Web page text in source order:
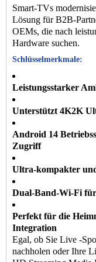
Smart-TVs
Lösung für B2B-
OEMs, die nach
Hardware suchen.
Schlüsselmerkmale:
Leistungsstarker
Unterstützt 4K2K
Android 14
Zugriff
Ultra-kompakter
Dual-Band-Wi-Fi
Perfekt für die
Integration
Egal, ob Sie Live -
nachholen oder Ihre